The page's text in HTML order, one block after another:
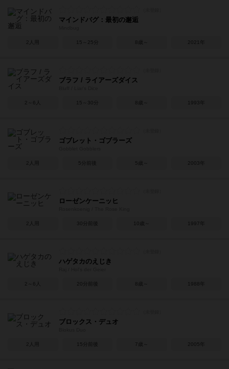
マインドバグ：最初の邂逅
2人用 15～25分 8歳～ 2021年
ブラフ / ライアーズダイス
2～6人 15～30分 8歳～ 1993年
ゴブレット・ゴブラーズ
2人用 5分前後 5歳～ 2003年
ローゼンケーニッヒ
2人用 30分前後 10歳～ 1997年
ハゲタカのえじき
2～6人 20分前後 8歳～ 1988年
ブロックス・デュオ
2人用 15分前後 7歳～ 2005年